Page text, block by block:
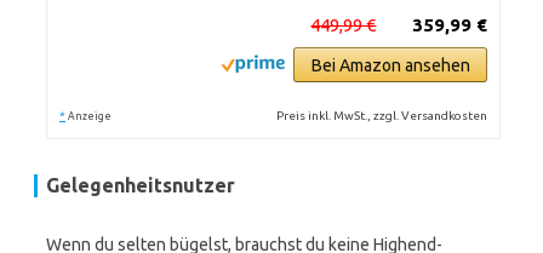
359,99 €
449,99 €
Bei Amazon ansehen
* Anzeige Preis inkl. MwSt., zzgl. Versandkosten
Gelegenheitsnutzer
Wenn du selten bügelst, brauchst du keine Highend-